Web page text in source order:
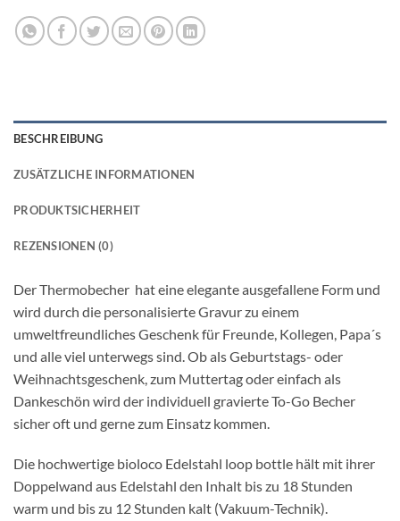
BESCHREIBUNG
ZUSÄTZLICHE INFORMATIONEN
PRODUKTSICHERHEIT
REZENSIONEN (0)
Der Thermobecher hat eine elegante ausgefallene Form und
wird durch die personalisierte Gravur zu einem
umweltfreundliches Geschenk für Freunde, Kollegen, Papa´s
und alle viel unterwegs sind. Ob als Geburtstags- oder
Weihnachtsgeschenk, zum Muttertag oder einfach als
Dankeschön wird der individuell gravierte To-Go Becher
sicher oft und gerne zum Einsatz kommen.
Die hochwertige bioloco Edelstahl loop bottle hält mit ihrer
Doppelwand aus Edelstahl den Inhalt bis zu 18 Stunden
warm und bis zu 12 Stunden kalt (Vakuum-Technik).